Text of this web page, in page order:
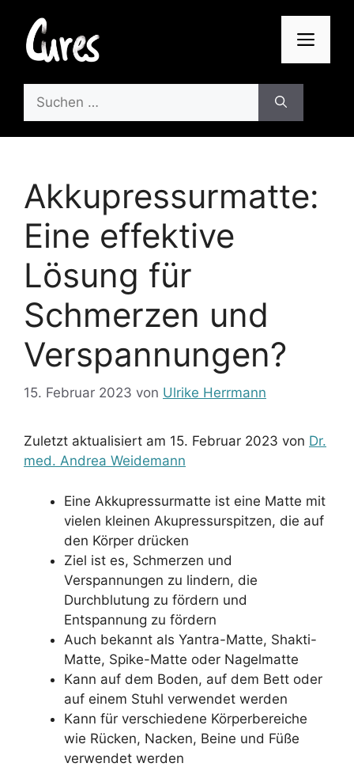
Inhalt
springen
nach:
Akkupressurmatte:
Eine effektive
Lösung für
Schmerzen und
Verspannungen?
15. Februar 2023 von Ulrike Herrmann
Zuletzt aktualisiert am 15. Februar 2023 von Dr.
med. Andrea Weidemann
Eine Akkupressurmatte ist eine Matte mit
vielen kleinen Akupressurspitzen, die auf
den Körper drücken
Ziel ist es, Schmerzen und
Verspannungen zu lindern, die
Durchblutung zu fördern und
Entspannung zu fördern
Auch bekannt als Yantra-Matte, Shakti-
Matte, Spike-Matte oder Nagelmatte
Kann auf dem Boden, auf dem Bett oder
auf einem Stuhl verwendet werden
Kann für verschiedene Körperbereiche
wie Rücken, Nacken, Beine und Füße
verwendet werden